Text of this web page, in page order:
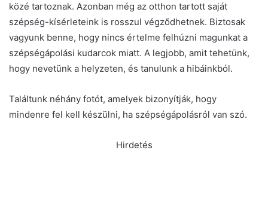
közé tartoznak. Azonban még az otthon tartott saját
szépség-kísérleteink is rosszul végződhetnek. Biztosak
vagyunk benne, hogy nincs értelme felhúzni magunkat a
szépségápolási kudarcok miatt. A legjobb, amit tehetünk,
hogy nevetünk a helyzeten, és tanulunk a hibáinkból.
Találtunk néhány fotót, amelyek bizonyítják, hogy
mindenre fel kell készülni, ha szépségápolásról van szó.
Hirdetés